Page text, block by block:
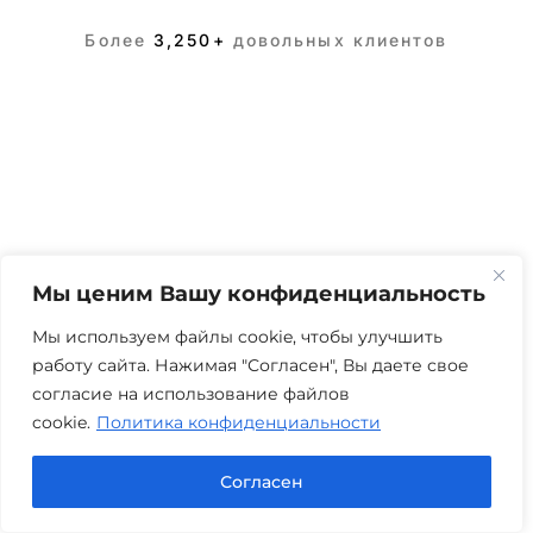
Мы ценим Вашу конфиденциальность
Мы используем файлы cookie, чтобы улучшить
работу сайта. Нажимая "Согласен", Вы даете свое
согласие на использование файлов
cookie. Политика конфиденциальности
Согласен
Более3,250+ довольных клиентов